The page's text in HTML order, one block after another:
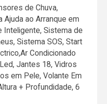
de Chuva,
ao Arranque em
Inteligente, Sistema de
Sistema SOS, Start
Condicionado
Jantes 18, Vidros
em Pele, Volante Em
+ Profundidade, 6